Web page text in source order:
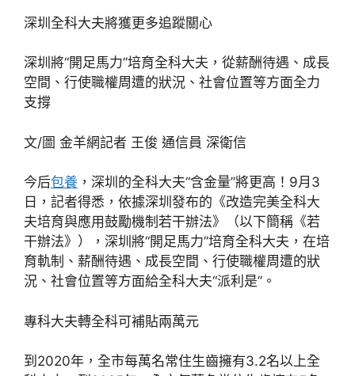
深圳全科大夫將獲更多追蹤關心
深圳將“開足馬力”培育全科大夫，從薪酬待遇、成長
空間、行使職權周遭的狀況、社會位置等方面全力
支撐
文/圖 金羊網記者 王俊 通信員 深衛信
今后包養 ，深圳的全科大夫“含金量”將更高！9月3
日，記者得悉，依據深圳發布的《改造完美全科大
夫培育與應用鼓勵機制若干辦法》（以下簡稱《若
干辦法》），深圳將“開足馬力”培育全科大夫，在培
育軌制、薪酬待遇、成長空間、行使職權周遭的狀
況、社會位置等方面給全科大夫“派利是”。
專科大夫轉全科可補貼兩萬元
到2020年，全市每萬名常住生齒擁有3.2名以上全